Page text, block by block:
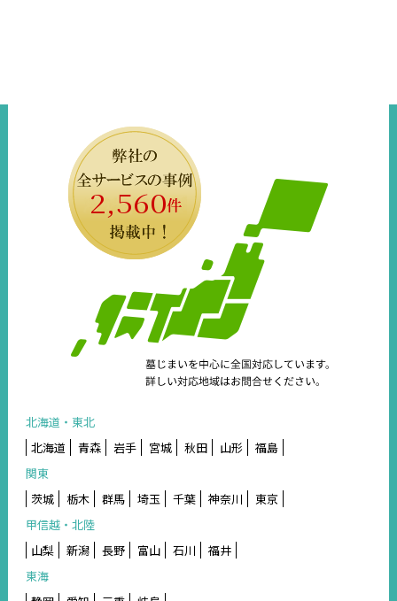
2,562
北海道・東北
北海道
青森 岩手 宮城 秋田 山形
福島
関東
茨城
栃木 群馬 埼玉 千葉 神奈川
東京
甲信越・北陸
山梨
新潟 長野 富山 石川
福井
東海